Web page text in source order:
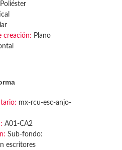
Poliéster
creación: Plano
mx-rcu-esc-anjo-
A01-CA2
Sub-fondo:
escritores